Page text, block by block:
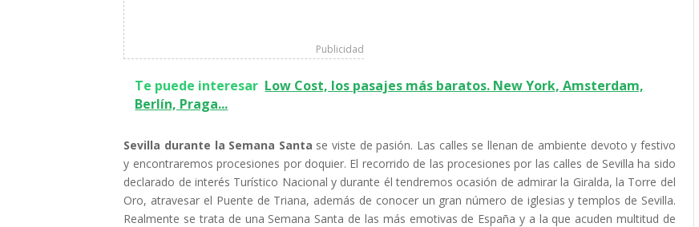
Publicidad
Te puede interesar Low Cost, los pasajes más baratos. New York, Amsterdam,
Berlín, Praga...
Sevilla durante la Semana Santa se viste de pasión. Las calles se llenan de ambiente devoto y festivo
y encontraremos procesiones por doquier. El recorrido de las procesiones por las calles de Sevilla ha sido
declarado de interés Turístico Nacional y durante él tendremos ocasión de admirar la Giralda, la Torre del
Oro, atravesar el Puente de Triana, además de conocer un gran número de iglesias y templos de Sevilla.
Realmente se trata de una Semana Santa de las más emotivas de España y a la que acuden multitud de